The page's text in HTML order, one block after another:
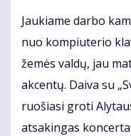
Jaukiame darbo
nuo kompiuterio
žemės valdų, jau
akcentų. Daiva su
ruošiasi groti
atsakingas